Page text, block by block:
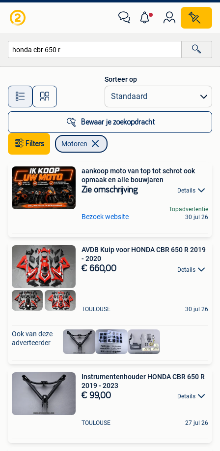
Alle afstanden…
Sorteer op
Bewaar je zoekopdracht
Filters Motoren
aankoop moto van top tot schrot ook
opmaak en alle bouwjaren
Zie omschrijving Details
Bezoek website
Topadvertentie
30 jul 26
AVDB Kuip voor HONDA CBR 650 R 2019
- 2020
€ 660,00 Details
TOULOUSE 30 jul 26
Ook van deze
adverteerder
Instrumentenhouder HONDA CBR 650 R
2019 - 2023
€ 99,00 Details
TOULOUSE 27 jul 26